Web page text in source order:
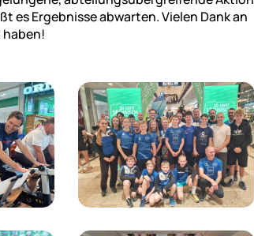
es Ergebnisse abwarten. Vielen Dank an